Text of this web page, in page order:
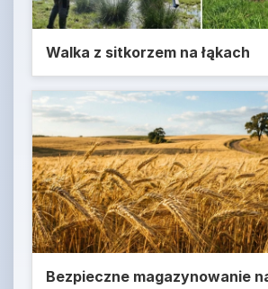
Walka z sitkorzem na łąkach
Bezpieczne magazynowanie